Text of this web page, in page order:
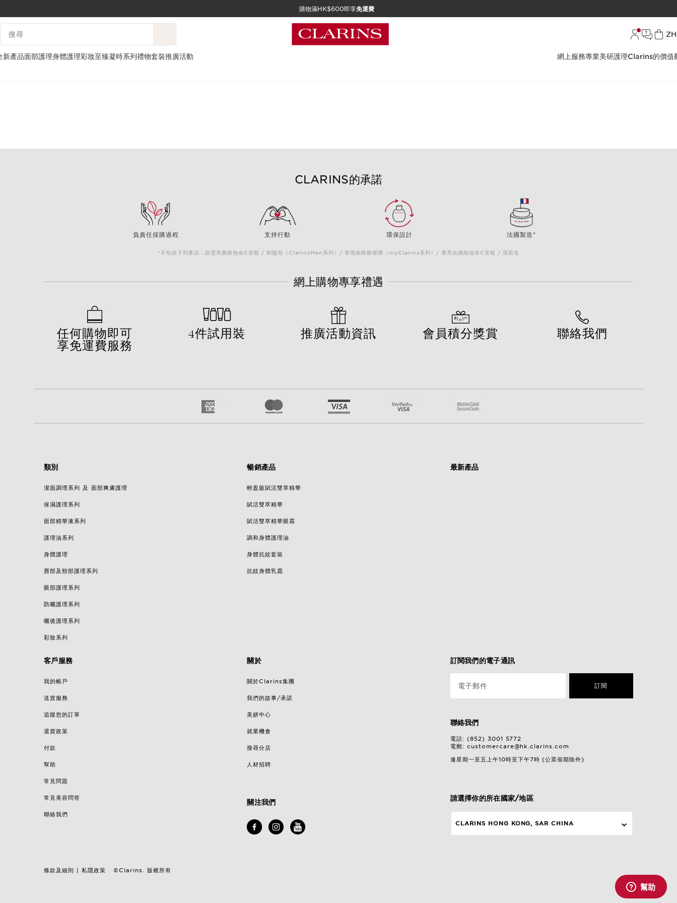
跳至內容
購物滿HK$600即享免運費
搜尋內容說明
語
ZH
新產品面部護理身體護理彩妝至臻凝時系列禮物套裝推廣活動 網上服務專業美研護理Clarins的價值
CLARINS的承諾
負責任採購過程 支持行動 環保設計 法國製造*
*不包括下列產品：晶瑩亮麗維他命C安瓶 / 剃鬚泡（ClarinsMen系列）/ 零瑕疵暗瘡啫喱（myClarins系列）/ 透亮光感維他命C安瓶 / 潔面皂
網上購物專享禮遇
任何購物即可
享免運費服務
4件試用裝 推廣活動資訊 會員積分獎賞 聯絡我們
類別
潔面調理系列 及 面部爽膚護理
保濕護理系列
面部精華液系列
護理油系列
身體護理
唇部及頸部護理系列
眼部護理系列
防曬護理系列
曬後護理系列
彩妝系列
暢銷產品
輕盈版賦活雙萃精華
賦活雙萃精華
賦活雙萃精華眼霜
調和身體護理油
身體抗紋套裝
抗紋身體乳霜
最新產品
客戶服務
我的帳戶
送貨服務
追蹤您的訂單
退貨政策
付款
幫助
常見問題
常見美容問答
聯絡我們
關於
關於Clarins集團
我們的故事/承諾
美妍中心
就業機會
搜尋分店
人材招聘
關注我們
訂閱我們的電子通訊
電子郵件 訂閱
聯絡我們
電話: (852) 3001 5772
電郵: customercare@hk.clarins.com
逢星期一至五上午10時至下午7時 (公眾假期除外)
請選擇你的所在國家/地區
CLARINS HONG KONG, SAR CHINA
條款及細則 私隱政策 ©Clarins. 版權所有